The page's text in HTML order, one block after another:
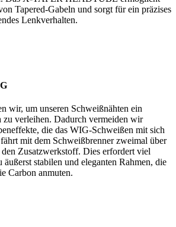
Tapered-Gabeln und sorgt für ein präzises
Lenkverhalten.
wir, um unseren Schweißnähten ein
zu verleihen. Dadurch vermeiden wir
die das WIG-Schweißen mit sich
mit dem Schweißbrenner zweimal über
Zusatzwerkstoff. Dies erfordert viel
stabilen und eleganten Rahmen, die
Carbon anmuten.